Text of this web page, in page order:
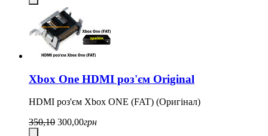
Xbox One HDMI роз'єм Original
HDMI роз'єм Xbox ONE (FAT) (Оригінал)
350,10 300,00грн